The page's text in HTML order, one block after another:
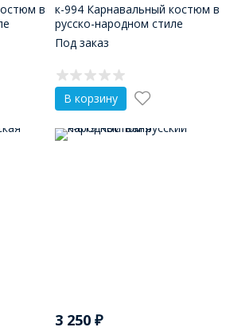
в
к-994 Карнавальный костюм в
русско-народном стиле
"Егорка"
Под заказ
В корзину
3 250₽